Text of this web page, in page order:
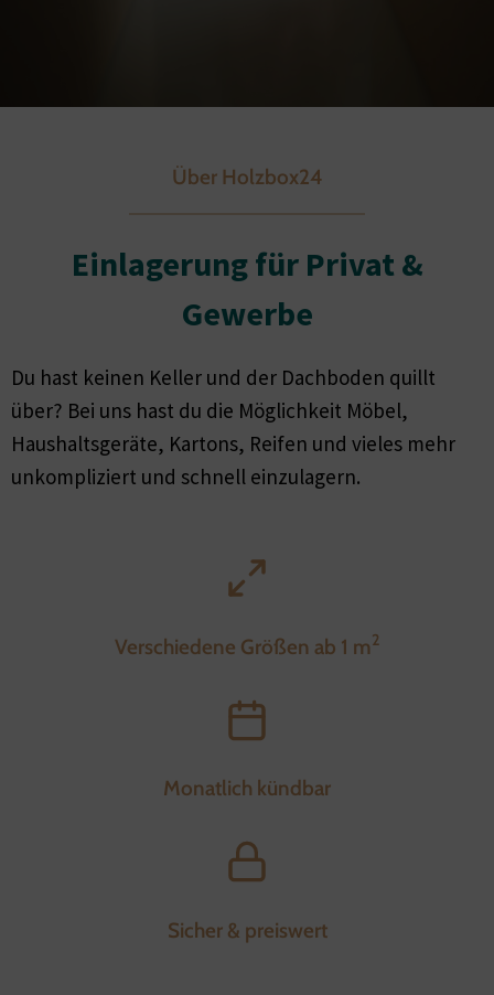
Über Holzbox24
Einlagerung für Privat &
Gewerbe
Du hast keinen Keller und der Dachboden quillt
über? Bei uns hast du die Möglichkeit Möbel,
Haushaltsgeräte, Kartons, Reifen und vieles mehr
unkompliziert und schnell einzulagern.
Verschiedene Größen ab 1 m2
Monatlich kündbar
Sicher & preiswert